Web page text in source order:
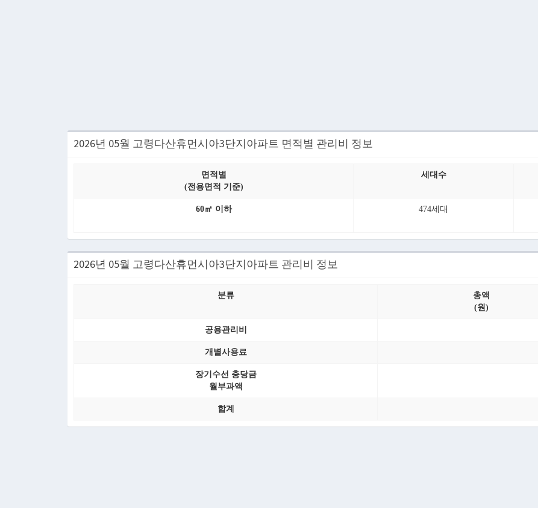
2026년 05월 고령다산휴먼시아3단지아파트 면적별 관리비 정보
면적별
(전용면적 기준)
세대수
60㎡ 이하 474세대
2026년 05월 고령다산휴먼시아3단지아파트 관리비 정보
분류
총액
(원)
공용관리비
개별사용료
장기수선 충당금
월부과액
합계